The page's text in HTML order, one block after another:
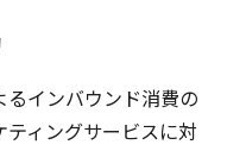
インバウンド消費の
ィングサービスに対